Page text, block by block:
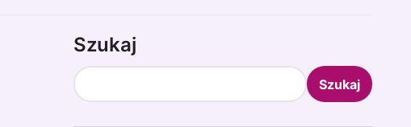
Szukaj
Szukaj